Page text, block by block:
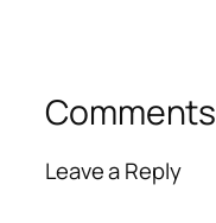
Comments
Leave a Reply